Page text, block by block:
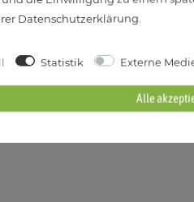
Daten­schutz­erklärung
Statistik Externe
Alle